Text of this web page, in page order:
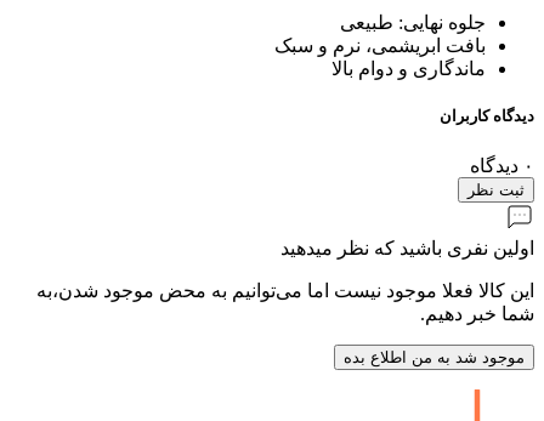
جلوه نهایی: طبیعی
بافت ابریشمی، نرم و سبک
ماندگاری و دوام بالا
دیدگاه کاربران
۰ دیدگاه
ثبت نظر
اولین نفری باشید که نظر میدهید
این کالا فعلا موجود نیست اما می‌توانیم به محض موجود شدن،به
شما خبر دهیم.
موجود شد به من اطلاع بده